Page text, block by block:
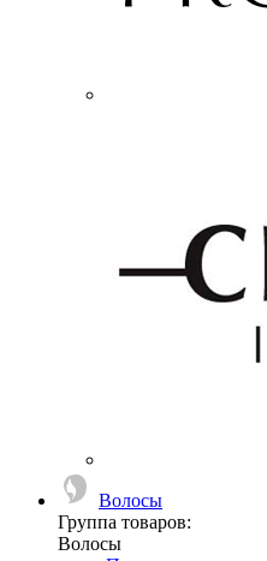
Волосы
Группа товаров:
Волосы